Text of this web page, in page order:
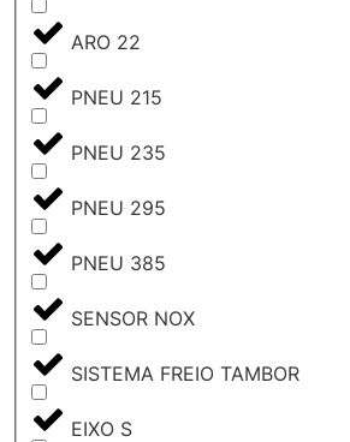
ARO 22
PNEU 215
PNEU 235
PNEU 295
PNEU 385
SENSOR NOX
SISTEMA FREIO TAMBOR
EIXO S